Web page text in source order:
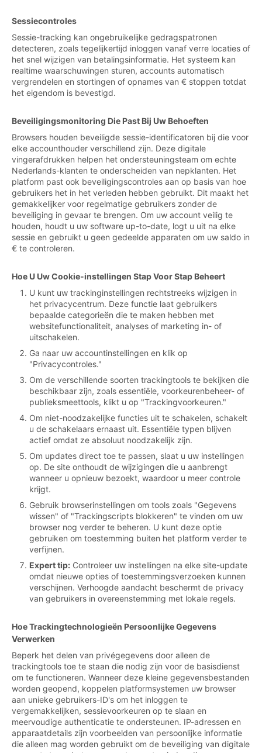
Sessiecontroles
Sessie-tracking kan ongebruikelijke gedragspatronen
detecteren, zoals tegelijkertijd inloggen vanaf verre locaties of
het snel wijzigen van betalingsinformatie. Het systeem kan
realtime waarschuwingen sturen, accounts automatisch
vergrendelen en stortingen of opnames van € stoppen totdat
het eigendom is bevestigd.
Beveiligingsmonitoring Die Past Bij Uw Behoeften
Browsers houden beveiligde sessie-identificatoren bij die voor
elke accounthouder verschillend zijn. Deze digitale
vingerafdrukken helpen het ondersteuningsteam om echte
Nederlands-klanten te onderscheiden van nepklanten. Het
platform past ook beveiligingscontroles aan op basis van hoe
gebruikers het in het verleden hebben gebruikt. Dit maakt het
gemakkelijker voor regelmatige gebruikers zonder de
beveiliging in gevaar te brengen. Om uw account veilig te
houden, houdt u uw software up-to-date, logt u uit na elke
sessie en gebruikt u geen gedeelde apparaten om uw saldo in
€ te controleren.
Hoe U Uw Cookie-instellingen Stap Voor Stap Beheert
U kunt uw trackinginstellingen rechtstreeks wijzigen in
het privacycentrum. Deze functie laat gebruikers
bepaalde categorieën die te maken hebben met
websitefunctionaliteit, analyses of marketing in- of
uitschakelen.
Ga naar uw accountinstellingen en klik op
"Privacycontroles."
Om de verschillende soorten trackingtools te bekijken die
beschikbaar zijn, zoals essentiële, voorkeurenbeheer- of
publieksmeettools, klikt u op "Trackingvoorkeuren."
Om niet-noodzakelijke functies uit te schakelen, schakelt
u de schakelaars ernaast uit. Essentiële typen blijven
actief omdat ze absoluut noodzakelijk zijn.
Om updates direct toe te passen, slaat u uw instellingen
op. De site onthoudt de wijzigingen die u aanbrengt
wanneer u opnieuw bezoekt, waardoor u meer controle
krijgt.
Gebruik browserinstellingen om tools zoals "Gegevens
wissen" of "Trackingscripts blokkeren" te vinden om uw
browser nog verder te beheren. U kunt deze optie
gebruiken om toestemming buiten het platform verder te
verfijnen.
Expert tip: Controleer uw instellingen na elke site-update
omdat nieuwe opties of toestemmingsverzoeken kunnen
verschijnen. Verhoogde aandacht beschermt de privacy
van gebruikers in overeenstemming met lokale regels.
Hoe Trackingtechnologieën Persoonlijke Gegevens
Verwerken
Beperk het delen van privégegevens door alleen de
trackingtools toe te staan die nodig zijn voor de basisdienst
om te functioneren. Wanneer deze kleine gegevensbestanden
worden geopend, koppelen platformsystemen uw browser
aan unieke gebruikers-ID's om het inloggen te
vergemakkelijken, sessievoorkeuren op te slaan en
meervoudige authenticatie te ondersteunen. IP-adressen en
apparaatdetails zijn voorbeelden van persoonlijke informatie
die alleen mag worden gebruikt om de beveiliging van digitale